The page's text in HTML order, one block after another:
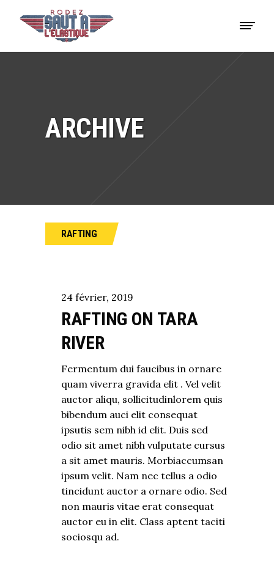
ARCHIVE
RAFTING
24 février, 2019
RAFTING ON TARA
RIVER
Fermentum dui faucibus in ornare
quam viverra gravida elit . Vel velit
auctor aliqu, sollicitudinlorem quis
bibendum auci elit consequat
ipsutis sem nibh id elit. Duis sed
odio sit amet nibh vulputate cursus
a sit amet mauris. Morbiaccumsan
ipsum velit. Nam nec tellus a odio
tincidunt auctor a ornare odio. Sed
non mauris vitae erat consequat
auctor eu in elit. Class aptent taciti
sociosqu ad.